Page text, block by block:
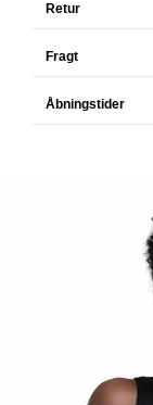
Retur
Fragt
Åbningstider